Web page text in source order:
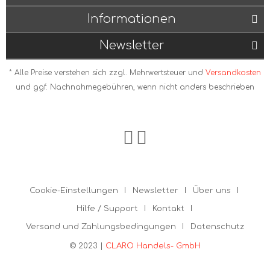
Informationen
Newsletter
* Alle Preise verstehen sich zzgl. Mehrwertsteuer und Versandkosten
und ggf. Nachnahmegebühren, wenn nicht anders beschrieben
Cookie-Einstellungen Newsletter Über uns
Hilfe / Support Kontakt
Versand und Zahlungsbedingungen Datenschutz
© 2023 | CLARO Handels- GmbH